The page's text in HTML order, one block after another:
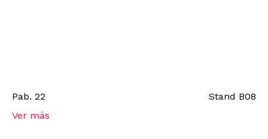
Pab. 22 Stand B08
Ver más